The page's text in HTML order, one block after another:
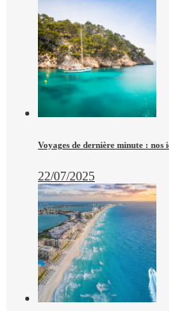
Voyages de dernière minute :
22/07/2025